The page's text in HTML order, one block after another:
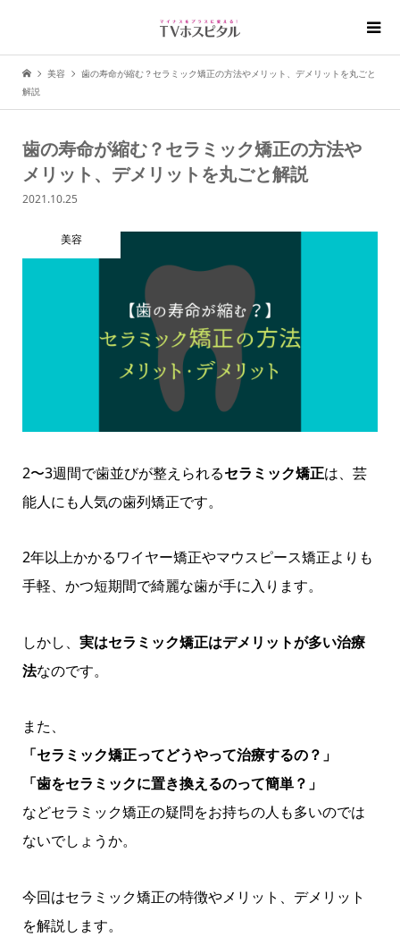
美容
歯の寿命が縮む？セラミック矯正の方法やメリット、デメリットを丸ごと
解説
歯の寿命が縮む？セラミック矯正の方法や
メリット、デメリットを丸ごと解説
2021.10.25
美容
2〜3週間で歯並びが整えられるセラミック矯正は、芸
能人にも人気の歯列矯正です。
2年以上かかるワイヤー矯正やマウスピース矯正よりも
手軽、かつ短期間で綺麗な歯が手に入ります。
しかし、 実はセラミック矯正はデメリットが多い治療
法なのです。
また、
「セラミック矯正ってどうやって治療するの？」
「歯をセラミックに置き換えるのって簡単？」
などセラミック矯正の疑問をお持ちの人も多いのでは
ないでしょうか。
今回はセラミック矯正の特徴やメリット、デメリット
を解説します。